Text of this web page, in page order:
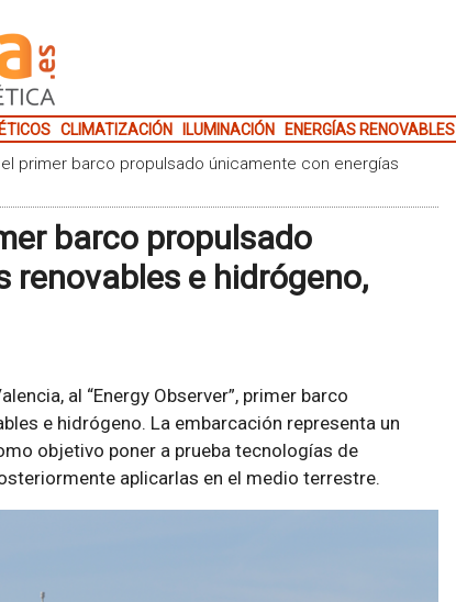
CLIMATIZACIÓN ILUMINACIÓN ENERGÍAS RENOVABLES
el primer barco propulsado únicamente con energías
barco propulsado
renovables e hidrógeno,
al “Energy Observer”, primer barco
e hidrógeno. La embarcación representa un
objetivo poner a prueba tecnologías de
aplicarlas en el medio terrestre.